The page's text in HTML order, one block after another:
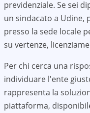
previdenziale. Se sei
un sindacato a Udine,
presso la sede locale
su vertenze,
Per chi cerca una
individuare l'ente
rappresenta la
piattaforma,